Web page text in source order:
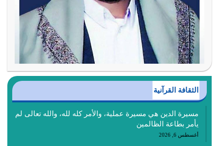
الثقافة القرآنية
مسيرة الدين هي مسيرة عملية، والأمر كله لله، والله تعالى لم
يأمر بطاعة الظالمين
أغسطس 6, 2026